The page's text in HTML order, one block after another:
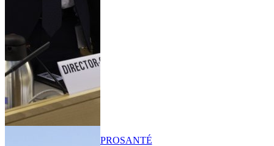
PROSANTÉ